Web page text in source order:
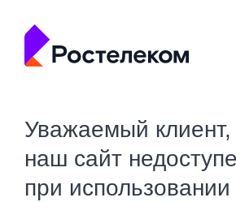
Уважаемый клиент,
наш сайт
при использовании